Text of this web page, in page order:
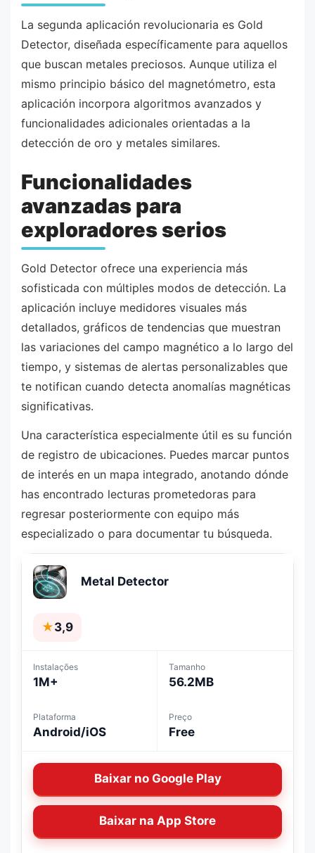
La segunda aplicación revolucionaria es Gold
Detector, diseñada específicamente para aquellos
que buscan metales preciosos. Aunque utiliza el
mismo principio básico del magnetómetro, esta
aplicación incorpora algoritmos avanzados y
funcionalidades adicionales orientadas a la
detección de oro y metales similares.
Funcionalidades
avanzadas para
exploradores serios
Gold Detector ofrece una experiencia más
sofisticada con múltiples modos de detección. La
aplicación incluye medidores visuales más
detallados, gráficos de tendencias que muestran
las variaciones del campo magnético a lo largo del
tiempo, y sistemas de alertas personalizables que
te notifican cuando detecta anomalías magnéticas
significativas.
Una característica especialmente útil es su función
de registro de ubicaciones. Puedes marcar puntos
de interés en un mapa integrado, anotando dónde
has encontrado lecturas prometedoras para
regresar posteriormente con equipo más
especializado o para documentar tu búsqueda.
Metal Detector
★3,9
Instalações
1M+
Tamanho
56.2MB
Plataforma
Android/iOS
Preço
Free
Baixar no Google Play
Baixar na App Store